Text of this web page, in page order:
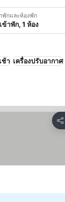
พักและห้องพัก
ข้าพัก, 1 ห้อง
ช้า เครื่องปรับอากาศ
แชร์